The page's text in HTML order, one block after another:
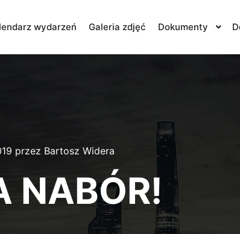
wydarzeń Galeria zdjęć Dokumenty
przez Bartosz Widera
NABÓR!